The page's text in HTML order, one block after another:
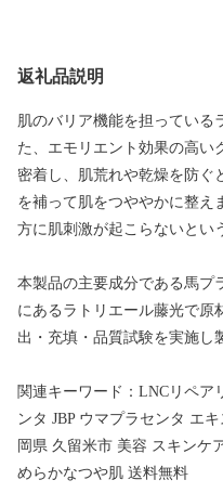
返礼品説明
肌のバリア機能を担っている
た、エモリエント効果の高い
密着し、肌荒れや乾燥を防ぐ
を補って肌をつややかに整え
方に肌刺激が起こらないとい
本製品の主要成分である馬プ
にあるラトリエール藤光で原
出・充填・品質試験を実施し
関連キーワード：LNCリペア
ンタ JBP ウマプラセンタ エ
岡県 久留米市 美容 スキンケ
めらかなつや肌 送料無料